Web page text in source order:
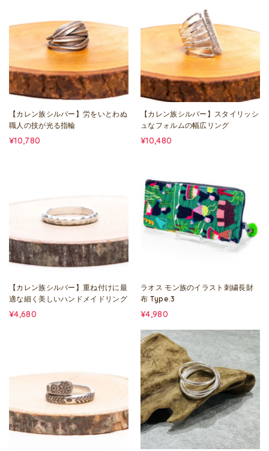
【カレン族シルバー】労をいとわぬ
職人の技が光る指輪
¥10,780
【カレン族シルバー】スタイリッシ
ュなフォルムの幅広リング
¥10,480
【カレン族シルバー】重ね付けに最
適な細く美しいハンドメイドリング
¥4,680
ラオス モン族のイラスト刺繍長財
布 Type.3
¥4,980